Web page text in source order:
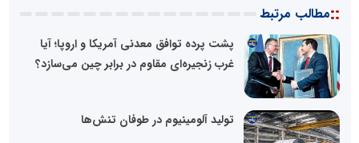
::مطالب مرتبط
پشت پرده توافق معدنی آمریکا و اروپا؛ آیا
غرب زنجیره‌ای مقاوم در برابر چین می‌سازد؟
تولید آلومینیوم در طوفان تنش‌ها